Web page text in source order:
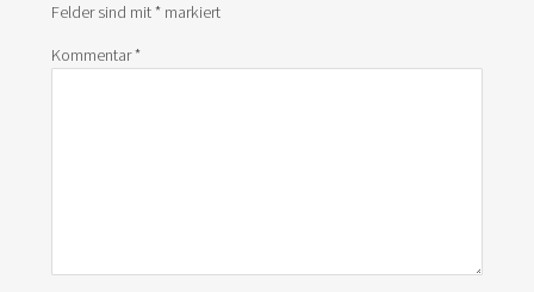
Felder sind mit*markiert
Kommentar*